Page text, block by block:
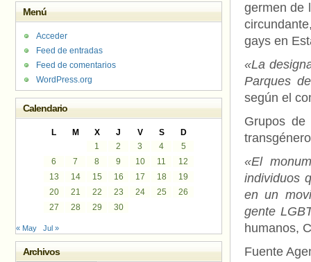
germen de
gays en
«La
Parques
según el
Grupos
«El
individuos
en un
gente
humanos,
Fuente
Menú
Acceder
Feed de entradas
Feed de comentarios
WordPress.org
Calendario
L M X J V S
D
1
2 3 4
5
6
7 8 9 10 11
12
13
14 15 16 17 18
19
20
21 22 23 24 25
26
27
28 29 30
« May Jul »
Archivos